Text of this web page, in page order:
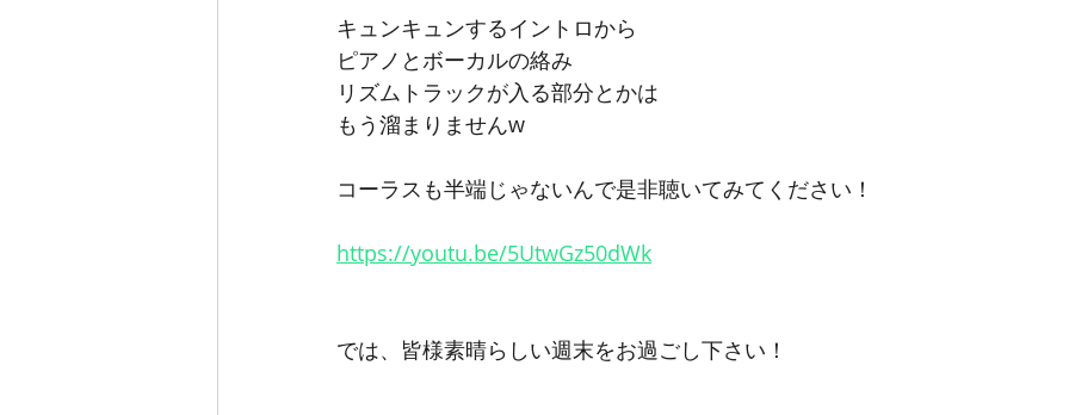
キュンキュンするイントロから
ピアノとボーカルの絡み
リズムトラックが入る部分とかは
もう溜まりませんw
コーラスも半端じゃないんで是非聴いてみてください！
https://youtu.be/5UtwGz50dWk
では、皆様素晴らしい週末をお過ごし下さい！